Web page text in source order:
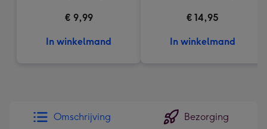
€ 9,99
In winkelmand
€ 14,95
In winkelmand
Omschrijving Bezorging